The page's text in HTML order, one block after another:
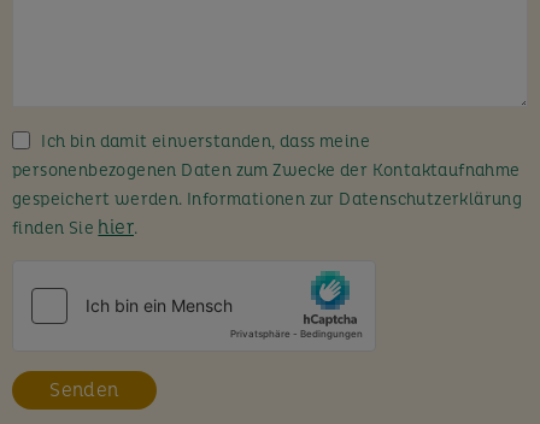
e
d
i
e
e
l
Ich bin damit einverstanden, dass meine
personenbezogenen Daten zum Zwecke der Kontaktaufnahme
gespeichert werden. Informationen zur Datenschutzerklärung
finden Sie hier.